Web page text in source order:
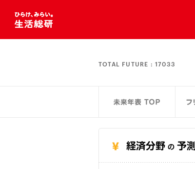
TOTAL FUTURE : 17033
経済分野 の 予測